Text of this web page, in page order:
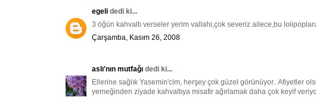
egeli dedi ki...
3 öğün kahvaltı verseler yerim vallahi,çok severiz ailece,bu
Çarşamba, Kasım 26, 2008
aslı'nın mutfağı dedi ki...
Ellerine sağlık Yasemin'cim, herşey çok güzel görünüyor.. Afiyetler
yemeğinden ziyade kahvaltıya misafir ağırlamak daha çok keyif